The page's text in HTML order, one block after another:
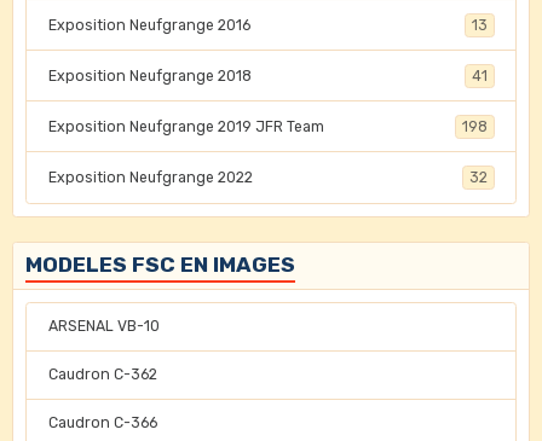
Exposition Neufgrange 2016 13
Exposition Neufgrange 2018 41
Exposition Neufgrange 2019 JFR Team 198
Exposition Neufgrange 2022 32
MODELES FSC EN IMAGES
ARSENAL VB-10
Caudron C-362
Caudron C-366